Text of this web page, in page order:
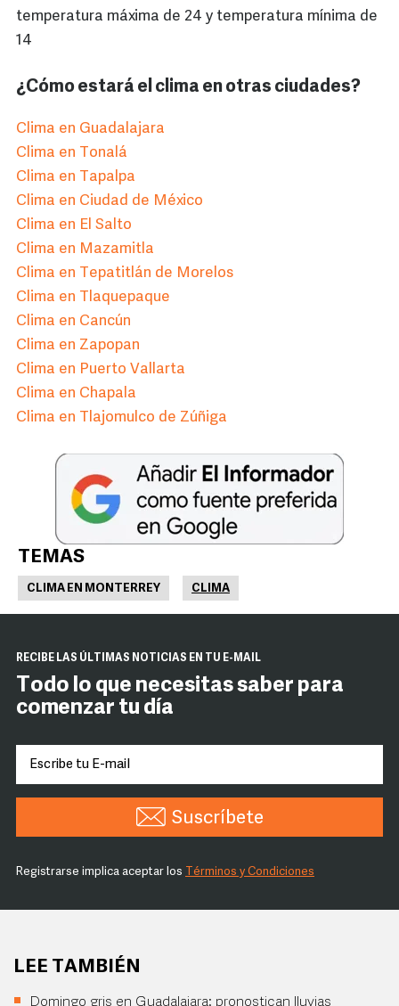
temperatura máxima de 24 y temperatura mínima de
14
¿Cómo estará el clima en otras ciudades?
Clima en Guadalajara
Clima en Tonalá
Clima en Tapalpa
Clima en Ciudad de México
Clima en El Salto
Clima en Mazamitla
Clima en Tepatitlán de Morelos
Clima en Tlaquepaque
Clima en Cancún
Clima en Zapopan
Clima en Puerto Vallarta
Clima en Chapala
Clima en Tlajomulco de Zúñiga
TEMAS
CLIMA EN MONTERREY CLIMA
RECIBE LAS ÚLTIMAS NOTICIAS EN TU E-MAIL
Todo lo que necesitas saber para
comenzar tu día
Suscríbete
Registrarse implica aceptar los Términos y Condiciones
LEE TAMBIÉN
Domingo gris en Guadalajara: pronostican lluvias